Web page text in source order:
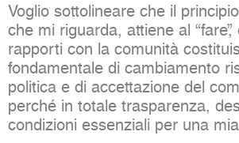
Voglio sottolineare che il
che mi riguarda, attiene al
rapporti con la comunità
fondamentale di cambiamento
politica e di accettazione del
perché in totale trasparenza,
condizioni essenziali per una